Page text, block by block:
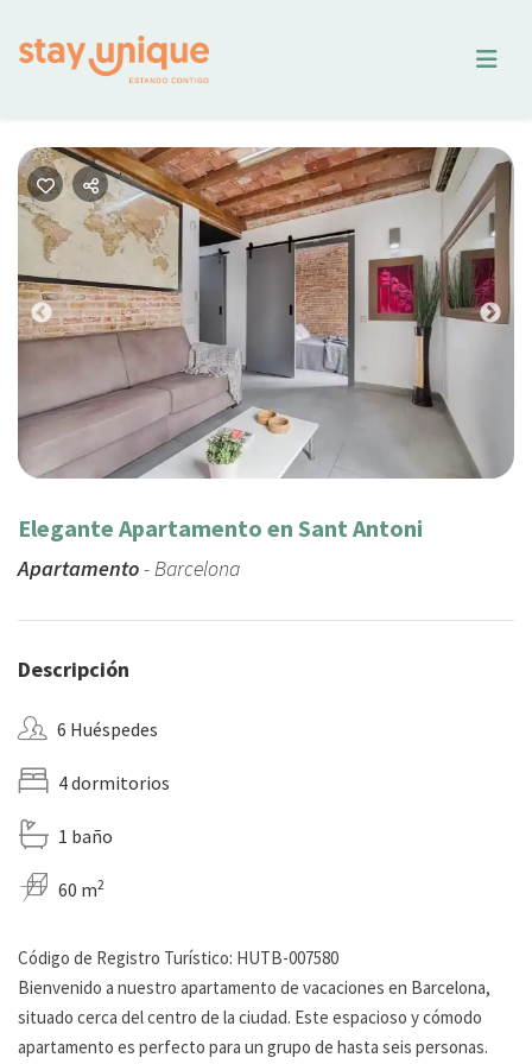
Previous
Elegante Apartamento en Sant Antoni
Apartamento- Barcelona
Descripción
6 Huéspedes
4 dormitorios
1 baño
60 m2
Código de Registro Turístico: HUTB-007580
Bienvenido a nuestro apartamento de vacaciones en Barcelona, ​​
situado cerca del centro de la ciudad. Este espacioso y cómodo
apartamento es perfecto para un grupo de hasta seis personas.